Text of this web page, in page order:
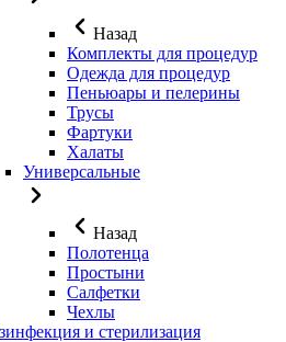
Назад
Комплекты для процедур
Одежда для процедур
Пеньюары и пелерины
Трусы
Фартуки
Халаты
Универсальные
Назад
Полотенца
Простыни
Салфетки
Чехлы
и стерилизация